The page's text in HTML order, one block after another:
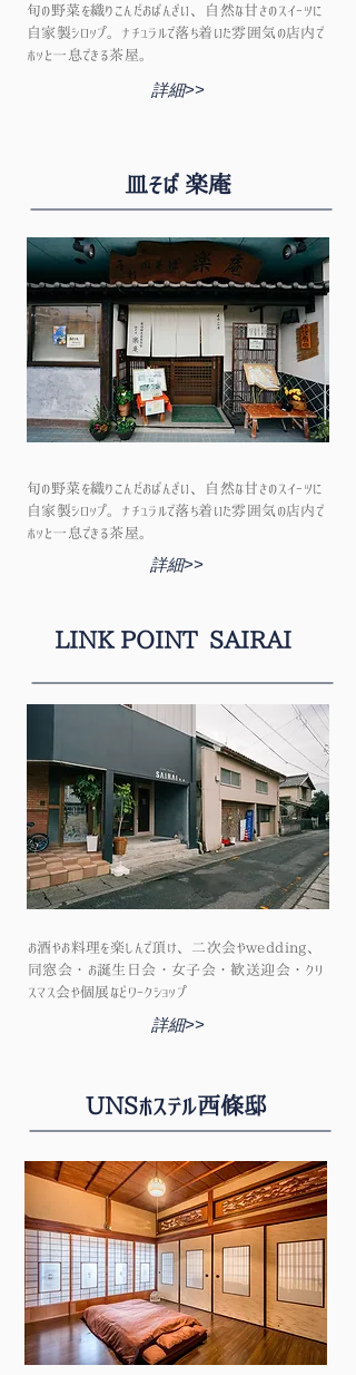
旬の野菜を織りこんだおばんざい、自然な甘さのスイーツに
自家製シロップ。ナチュラルで落ち着いた雰囲気の店内で
ホッと一息できる茶屋。
詳細>>
皿そば 楽庵
詳細>>
旬の野菜を織りこんだおばんざい、自然な甘さのスイーツに
自家製シロップ。ナチュラルで落ち着いた雰囲気の店内で
ホッと一息できる茶屋。
LINK POINT SAIRAI
UNSホステル西條邸
お酒やお料理を楽しんで頂け、二次会やwedding、
同窓会・お誕生日会・女子会・歓送迎会・クリ
スマス会や個展などワークショップ
詳細>>